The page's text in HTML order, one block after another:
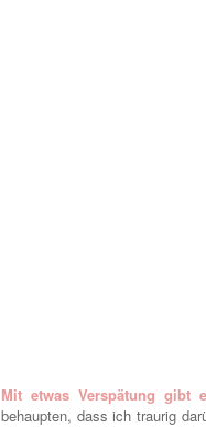
Mit etwas Verspätung gibt
behaupten, dass ich traurig